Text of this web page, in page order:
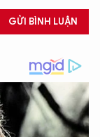
GỬI BÌNH LUẬN